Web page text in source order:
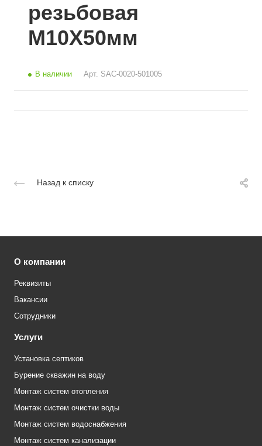
резьбовая
M10X50мм
В наличии Арт. SAC-0020-501005
Назад к списку
О компании
Реквизиты
Вакансии
Сотрудники
Услуги
Установка септиков
Бурение скважин на воду
Монтаж систем отопления
Монтаж систем очистки воды
Монтаж систем водоснабжения
Монтаж систем канализации